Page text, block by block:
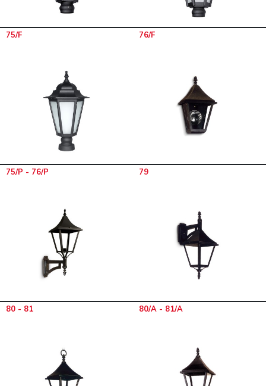
75/F 76/F
75/P - 76/P 79
80 - 81 80/A - 81/A